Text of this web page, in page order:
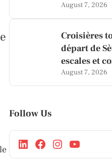
August 7, 2026
Croisières
départ de
escales et
August 7, 2026
Follow Us